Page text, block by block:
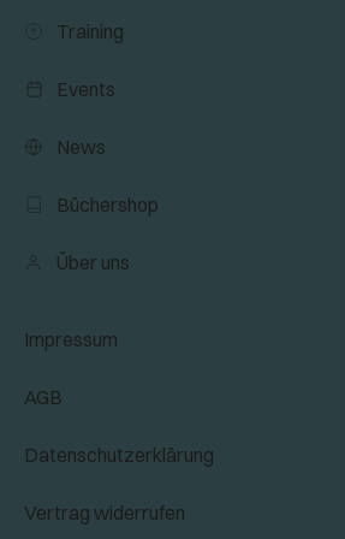
Training
Events
News
Büchershop
Über uns
Impressum
AGB
Datenschutzerklärung
Vertrag widerrufen